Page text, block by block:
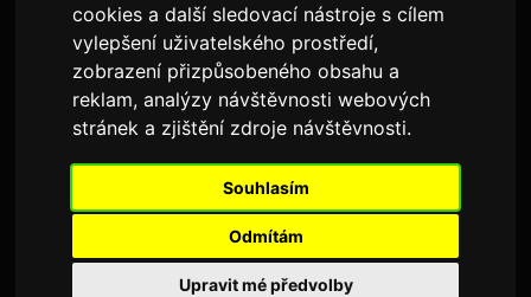
cookies a další sledovací nástroje s cílem
vylepšení uživatelského prostředí,
zobrazení přizpůsobeného obsahu a
reklam, analýzy návštěvnosti webových
stránek a zjištění zdroje návštěvnosti.
Souhlasím
Odmítám
Upravit mé předvolby
Brky
Jsem pohodař a pokud chceš vědět víc napiš .